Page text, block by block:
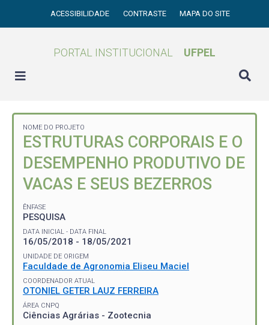
ACESSIBILIDADE CONTRASTE MAPA DO SITE
PORTAL INSTITUCIONAL UFPEL
NOME DO PROJETO
ESTRUTURAS CORPORAIS E O
DESEMPENHO PRODUTIVO DE
VACAS E SEUS BEZERROS
ÊNFASE
PESQUISA
DATA INICIAL - DATA FINAL
16/05/2018 - 18/05/2021
UNIDADE DE ORIGEM
Faculdade de Agronomia Eliseu Maciel
COORDENADOR ATUAL
OTONIEL GETER LAUZ FERREIRA
ÁREA CNPQ
Ciências Agrárias - Zootecnia